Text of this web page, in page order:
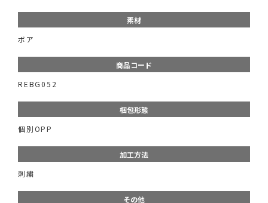
素材
ボア
商品コード
REBG052
梱包形態
個別OPP
加工方法
刺繍
その他